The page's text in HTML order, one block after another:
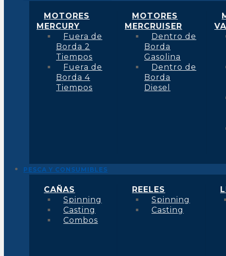
MOTORES
MERCURY
Fuera de
Borda 2
Tiempos
Fuera de
Borda 4
Tiempos
MOTORES
MERCRUISER
Dentro de
Borda
Gasolina
Dentro de
Borda
Diesel
PESCA Y CONSUMIBLES
CAÑAS
Spinning
Casting
Combos
REELES
Spinning
Casting